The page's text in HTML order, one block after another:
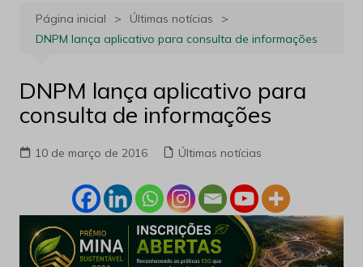
Página inicial
Últimas notícias
DNPM lança aplicativo para consulta de informações
DNPM lança aplicativo para
consulta de informações
10 de março de 2016 Últimas notícias